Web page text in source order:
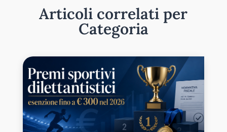
Articoli correlati per
Categoria